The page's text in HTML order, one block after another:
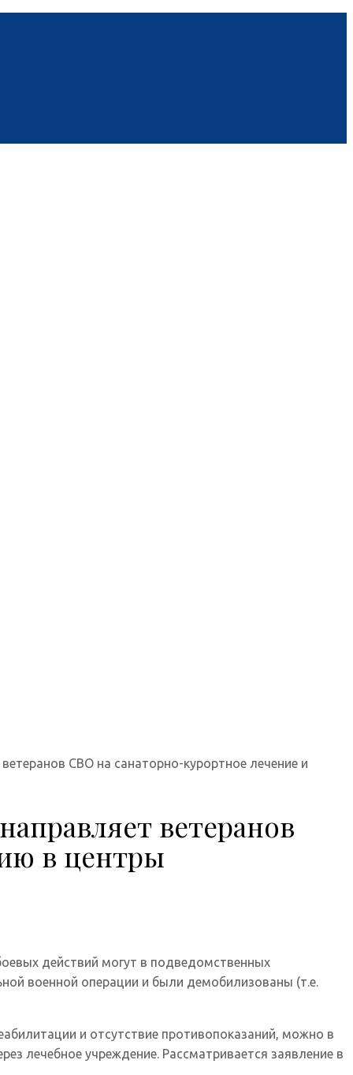
СВО на санаторно-курортное лечение и
ветеранов
в центры
действий могут в подведомственных
военной операции и были демобилизованы (т.е.
и отсутствие противопоказаний, можно в
лечебное учреждение. Рассматривается заявление в